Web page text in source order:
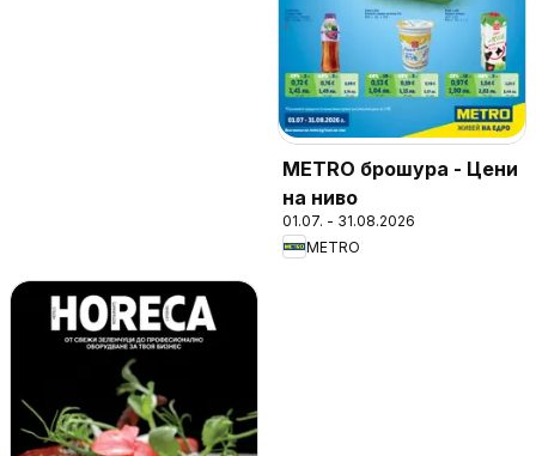
METRO брошура - Цени
на ниво
01.07. - 31.08.2026
METRO